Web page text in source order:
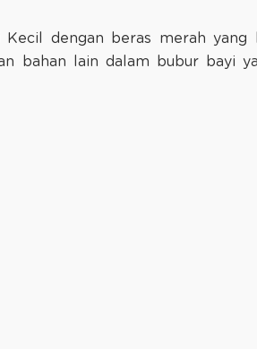
dengan beras merah yang
bahan lain dalam bubur bayi